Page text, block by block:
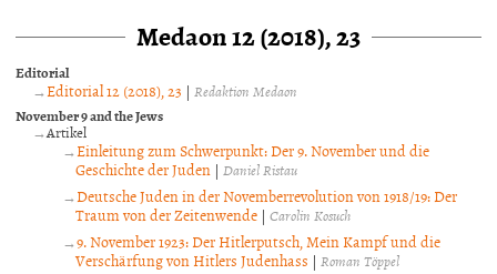
Medaon 12 (2018), 23
Editorial
Editorial 12 (2018), 23 |Redaktion Medaon
November 9 and the Jews
Artikel
Einleitung zum Schwerpunkt: Der 9. November und die
Geschichte der Juden | Daniel Ristau
Deutsche Juden in der Novemberrevolution von 1918/19: Der
Traum von der Zeitenwende | Carolin Kosuch
9. November 1923: Der Hitlerputsch, Mein Kampf und die
Verschärfung von Hitlers Judenhass | Roman Töppel